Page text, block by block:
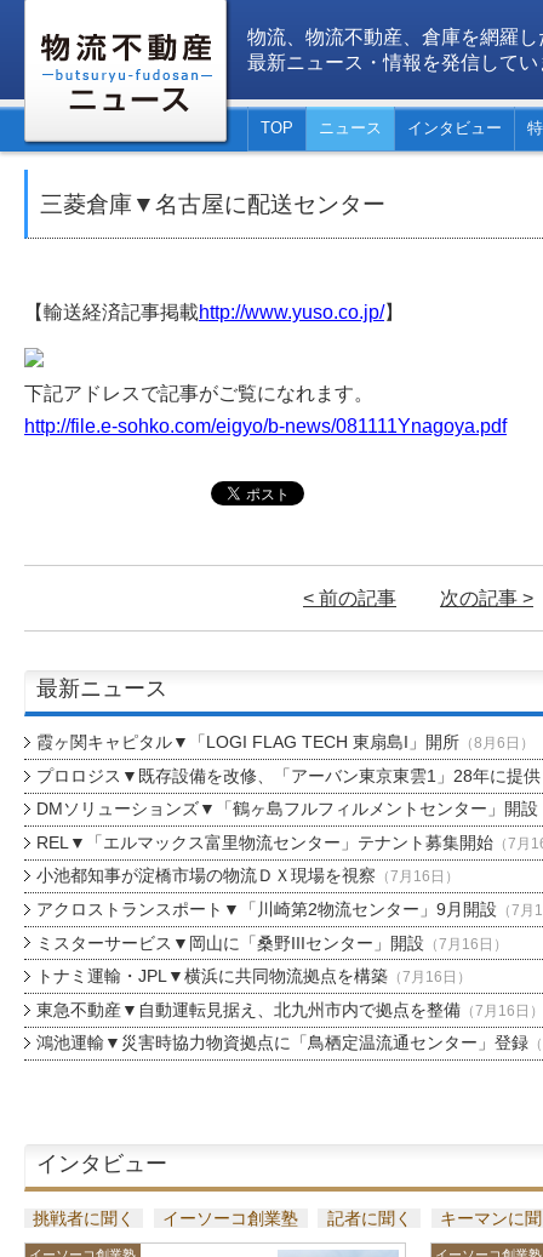
物流、物流不動産、倉庫を網羅し
最新ニュース・情報を発信してい
TOP ニュース インタビュー
三菱倉庫▼名古屋に配送センター
【輸送経済記事掲載http://www.yuso.co.jp/】
下記アドレスで記事がご覧になれます。
http://file.e-sohko.com/eigyo/b-news/081111Ynagoya.pdf
< 前の記事 次の記事 >
最新ニュース
霞ヶ関キャピタル▼「LOGI FLAG TECH 東扇島I」開所（8月6日）
プロロジス▼既存設備を改修、「アーバン東京東雲1」28年に提供
DMソリューションズ▼「鶴ヶ島フルフィルメントセンター」開設
REL▼「エルマックス富里物流センター」テナント募集開始（7月
小池都知事が淀橋市場の物流ＤＸ現場を視察 （7月16日）
アクロストランスポート▼「川崎第2物流センター」9月開設 （7月
ミスターサービス▼岡山に「桑野IIIセンター」開設 （7月16日）
トナミ運輸・JPL▼横浜に共同物流拠点を構築（7月16日）
東急不動産▼自動運転見据え、北九州市内で拠点を整備（7月16日）
鴻池運輸▼災害時協力物資拠点に「鳥栖定温流通センター」登録
インタビュー
挑戦者に聞く イーソーコ創業塾 記者に聞く キーマンに